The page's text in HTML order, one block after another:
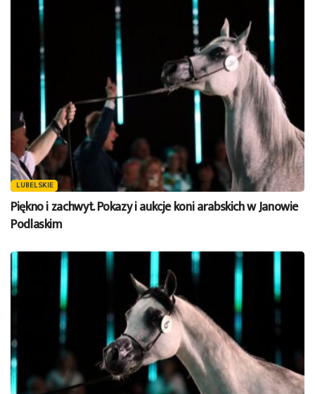
LUBELSKIE
Piękno i zachwyt. Pokazy i aukcje koni arabskich w Janowie
Podlaskim